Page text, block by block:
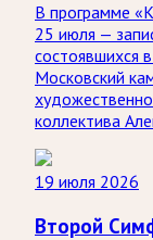
В программе
25 июля —
состоявшихся
Московский
коллектива
19 июля 2026
Второй